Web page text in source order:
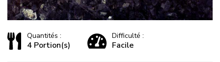
Quantités :
4 Portion(s)
Difficulté :
Facile